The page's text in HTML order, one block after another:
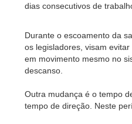
dias consecutivos de
Durante o escoamento da
os legisladores, visam
em movimento mesmo no
descanso.
Outra mudança é o tempo
tempo de direção. Neste